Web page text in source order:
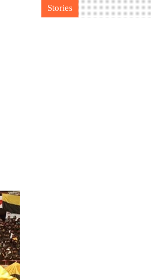
Stories